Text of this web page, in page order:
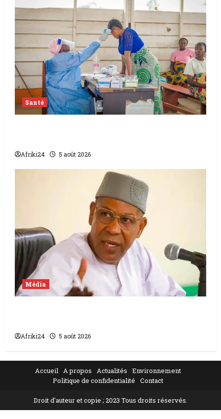
Santé
Afriki24 5 août 2026
Média
Afriki24 5 août 2026
Accueil A propos Actualités
Environnement
Politique de confidentialité
Contact
Droit d'auteur et copie ; 2023 Tous droits réservés.